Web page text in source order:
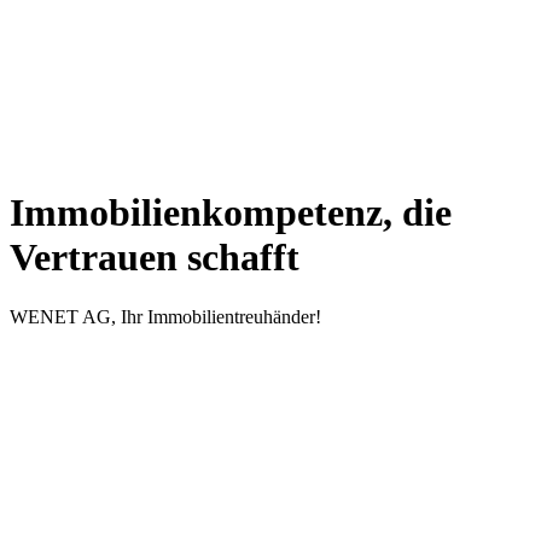
Immobilienkompetenz, die
Vertrauen schafft
WENET AG, Ihr Immobilientreuhänder!